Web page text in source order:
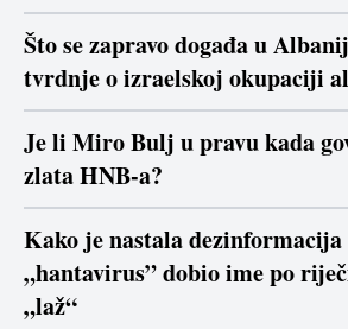
Što se zapravo događa u
tvrdnje o izraelskoj okupaciji
Je li Miro Bulj u pravu kada
zlata HNB-a?
Kako je nastala dezinformacija
„hantavirus” dobio ime po
„laž“